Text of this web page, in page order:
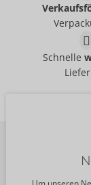
fetish collection-
50064730000
Lack-
fetish collection-
Schnelle